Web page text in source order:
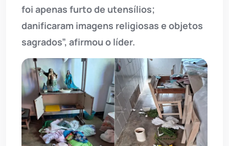
foi apenas furto de utensílios;
danificaram imagens religiosas e objetos
sagrados”, afirmou o líder.